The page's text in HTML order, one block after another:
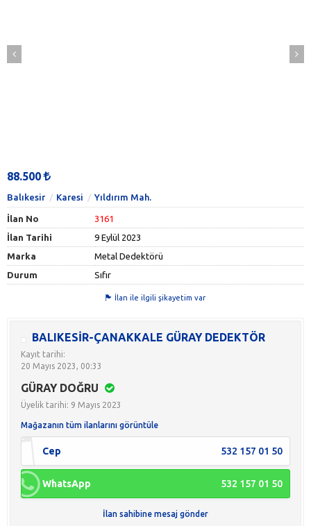
88.500
Balıkesir Karesi Yıldırım Mah.
İlan No
3161
İlan Tarihi
9 Eylül 2023
Marka
Metal Dedektörü
Durum
Sıfır
İlan ile ilgili şikayetim var
BALIKESİR-ÇANAKKALE GÜRAY DEDEKTÖR
Kayıt tarihi:
20 Mayıs 2023, 00:33
GÜRAY DOĞRU
Üyelik tarihi: 9 Mayıs 2023
Mağazanın tüm ilanlarını görüntüle
Cep 532 157 01 50
WhatsApp 532 157 01 50
İlan sahibine mesaj gönder